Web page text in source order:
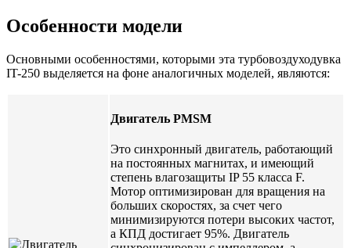
Особенности модели
Основными особенностями, которыми эта турбовоздуходувка
IT-250 выделяется на фоне аналогичных моделей, являются:
Двигатель PMSM
Это синхронный двигатель, работающий
на постоянных магнитах, и имеющий
степень влагозащиты IP 55 класса F.
Мотор оптимизирован для вращения на
больших скоростях, за счет чего
минимизируются потери высоких частот,
а КПД достигает 95%. Двигатель